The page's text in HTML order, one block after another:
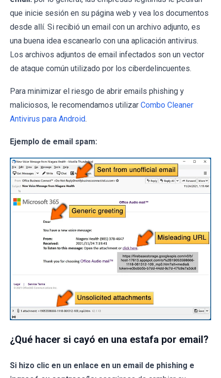
que inicie sesión en su página web y vea los documentos
desde allí. Si recibió un email con un archivo adjunto, es
una buena idea escanearlo con una aplicación antivirus.
Los archivos adjuntos de email infectados son un vector
de ataque común utilizado por los ciberdelincuentes.
Para minimizar el riesgo de abrir emails phishing y
maliciosos, le recomendamos utilizar Combo Cleaner
Antivirus para Android.
Ejemplo de email spam:
¿Qué hacer si cayó en una estafa por email?
Si hizo clic en un enlace en un email de phishing e